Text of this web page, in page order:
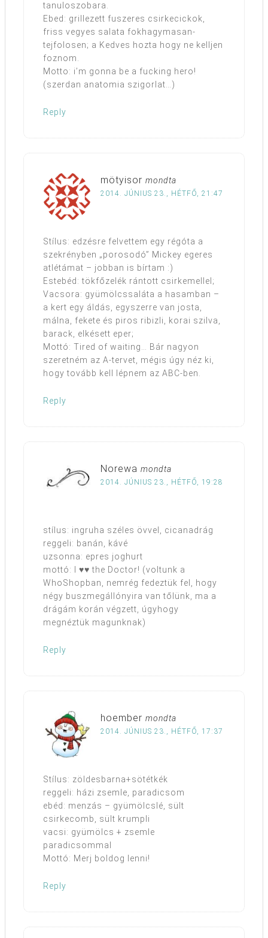
tanuloszobara.
Ebed: grillezett fuszeres csirkecickok,
friss vegyes salata fokhagymasan-
tejfolosen; a Kedves hozta hogy ne kelljen
foznom.
Motto: i’m gonna be a fucking hero!
(szerdan anatomia szigorlat…)
Reply
mötyisor mondta
2014. JÚNIUS 23., HÉTFŐ, 21:47
Stílus: edzésre felvettem egy régóta a
szekrényben „porosodó” Mickey egeres
atlétámat – jobban is bírtam :)
Estebéd: tökfőzelék rántott csirkemellel;
Vacsora: gyümölcssaláta a hasamban –
a kert egy áldás, egyszerre van josta,
málna, fekete és piros ribizli, korai szilva,
barack, elkésett eper;
Mottó: Tired of waiting… Bár nagyon
szeretném az A-tervet, mégis úgy néz ki,
hogy tovább kell lépnem az ABC-ben.
Reply
Norewa mondta
2014. JÚNIUS 23., HÉTFŐ, 19:28
stílus: ingruha széles övvel, cicanadrág
reggeli: banán, kávé
uzsonna: epres joghurt
mottó: I ♥♥ the Doctor! (voltunk a
WhoShopban, nemrég fedeztük fel, hogy
négy buszmegállónyira van tőlünk, ma a
drágám korán végzett, úgyhogy
megnéztük magunknak)
Reply
hoember mondta
2014. JÚNIUS 23., HÉTFŐ, 17:37
Stílus: zöldesbarna+sötétkék
reggeli: házi zsemle, paradicsom
ebéd: menzás – gyümölcslé, sült
csirkecomb, sült krumpli
vacsi: gyümölcs + zsemle
paradicsommal
Mottó: Merj boldog lenni!
Reply